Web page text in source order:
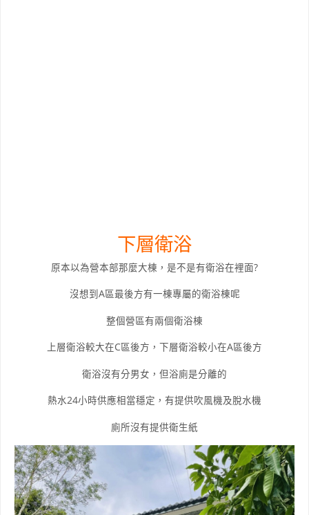
下層衛浴
原本以為營本部那麼大棟，是不是有衛浴在裡面?
沒想到A區最後方有一棟專屬的衛浴棟呢
整個營區有兩個衛浴棟
上層衛浴較大在C區後方，下層衛浴較小在A區後方
衛浴沒有分男女，但浴廁是分離的
熱水24小時供應相當穩定，有提供吹風機及脫水機
廁所沒有提供衛生紙